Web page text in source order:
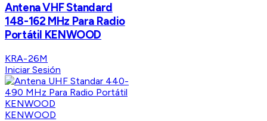
Antena VHF Standard
148-162 MHz Para Radio
Portátil KENWOOD
KRA-26M
Iniciar Sesión
KENWOOD